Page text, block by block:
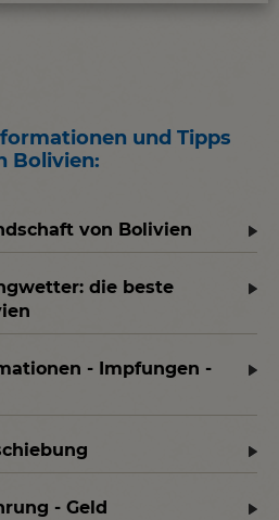
und Tipps
Bolivien:
von Bolivien
die beste
- Impfungen -
- Geld